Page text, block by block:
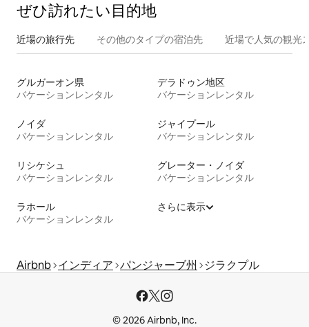
ぜひ訪⁠れ⁠た⁠い目⁠的⁠地
近場の旅行先 その他のタ⁠イ⁠プ⁠の宿⁠泊⁠先 近場で人気の観光
グルガーオン県
バケーションレンタル
デラドゥン地区
バケーションレンタル
ノイダ
バケーションレンタル
ジャイプール
バケーションレンタル
リシケシュ
バケーションレンタル
グレーター・ノイダ
バケーションレンタル
ラホール
バケーションレンタル
さらに表示
Airbnb インディア パンジャーブ州 ジラクプル
© 2026 Airbnb, Inc.